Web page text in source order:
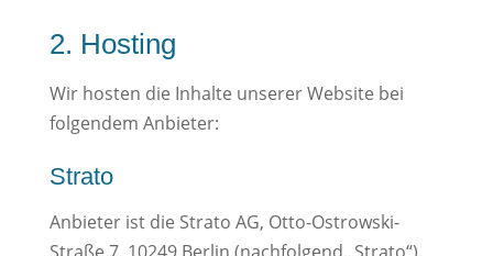
2. Hosting
Wir hosten die Inhalte unserer Website bei
folgendem Anbieter:
Strato
Anbieter ist die Strato AG, Otto-Ostrowski-